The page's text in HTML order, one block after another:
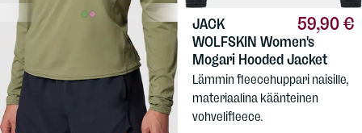
59,90 €
MARMOT
Women's AirExchange
Hoody
Aurinkosuojahuppari - ei
tarvetta aurinkoöljylle!
59,90 €
JACK
WOLFSKIN Women's
Mogari Hooded Jacket
Lämmin fleecehuppari naisille,
materiaalina käänteinen
vohvelifleece.